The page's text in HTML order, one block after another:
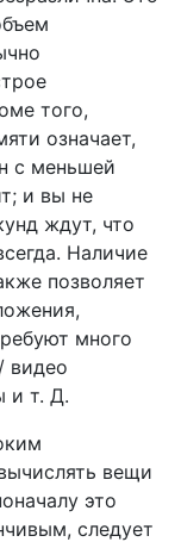
того,
означает,
с меньшей
и вы не
ждут, что
Наличие
позволяет
много
видео
и т. Д.
вещи
это
следует